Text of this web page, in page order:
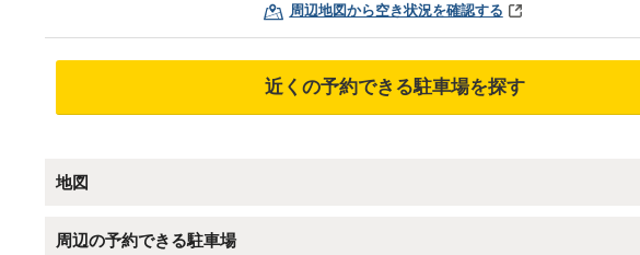
周辺地図から空き状況を確認する
近くの予約できる駐車場を探す
地図
周辺の予約できる駐車場